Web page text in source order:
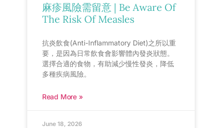
麻疹風險需留意 | Be Aware Of
The Risk Of Measles
抗炎飲食(Anti-Inflammatory Diet)之所以重
要，是因為日常飲食會影響體內發炎狀態。
選擇合適的食物，有助減少慢性發炎，降低
多種疾病風險。
Read More »
June 18, 2026